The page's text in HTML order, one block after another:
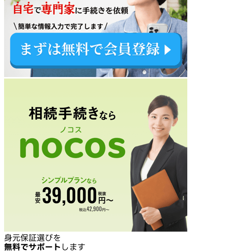
身元保証選びを
無料でサポート します